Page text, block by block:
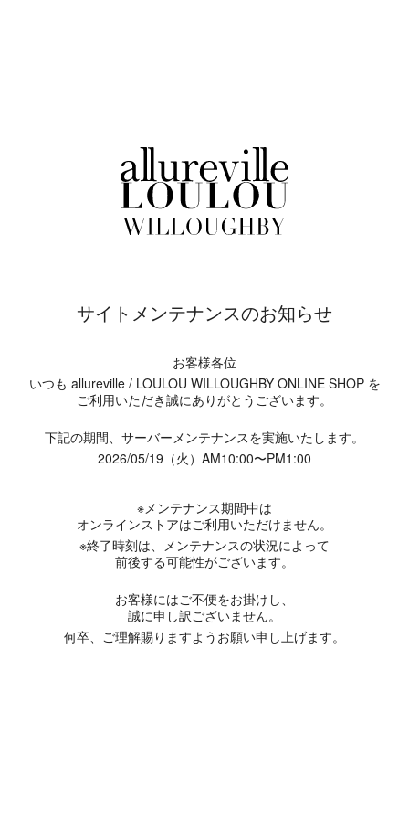
サイトメンテナンスのお知らせ
お客様各位
いつも allureville / LOULOU WILLOUGHBY ONLINE SHOP を
ご利用いただき誠にありがとうございます。
下記の期間、サーバーメンテナンスを実施いたします。
2026/05/19（火）AM10:00〜PM1:00
※メンテナンス期間中は
オンラインストアはご利用いただけません。
※終了時刻は、メンテナンスの状況によって
前後する可能性がございます。
お客様にはご不便をお掛けし、
誠に申し訳ございません。
何卒、ご理解賜りますようお願い申し上げます。